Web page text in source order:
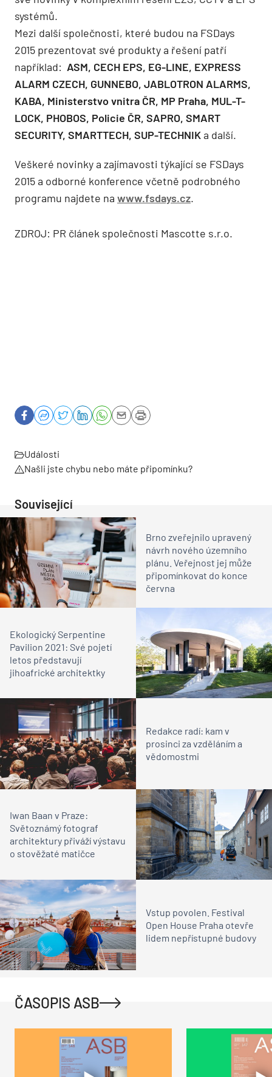
systémů.
Mezi další společnosti, které budou na FSDays
2015 prezentovat své produkty a řešení patří
například: ASM, CECH EPS, EG-LINE, EXPRESS
ALARM CZECH, GUNNEBO, JABLOTRON ALARMS,
KABA, Ministerstvo vnitra ČR, MP Praha, MUL-T-
LOCK, PHOBOS, Policie ČR, SAPRO, SMART
SECURITY, SMARTTECH, SUP-TECHNIKa další.
Veškeré novinky a zajímavosti týkající se FSDays
2015 a odborné konference včetně podrobného
programu najdete na www.fsdays.cz.
ZDROJ: PR článek společnosti Mascotte s.r.o.
Události
Našli jste chybu nebo máte připomínku?
Související
Brno zveřejnilo upravený
návrh nového územního
plánu. Veřejnost jej může
připomínkovat do konce
června
Ekologický Serpentine
Pavilion 2021: Své pojetí
letos představují
jihoafrické architektky
Redakce radí: kam v
prosinci za vzděláním a
vědomostmi
Iwan Baan v Praze:
Světoznámý fotograf
architektury přiváží výstavu
o stověžaté matičce
Vstup povolen. Festival
Open House Praha otevře
lidem nepřístupné budovy
ČASOPIS ASB